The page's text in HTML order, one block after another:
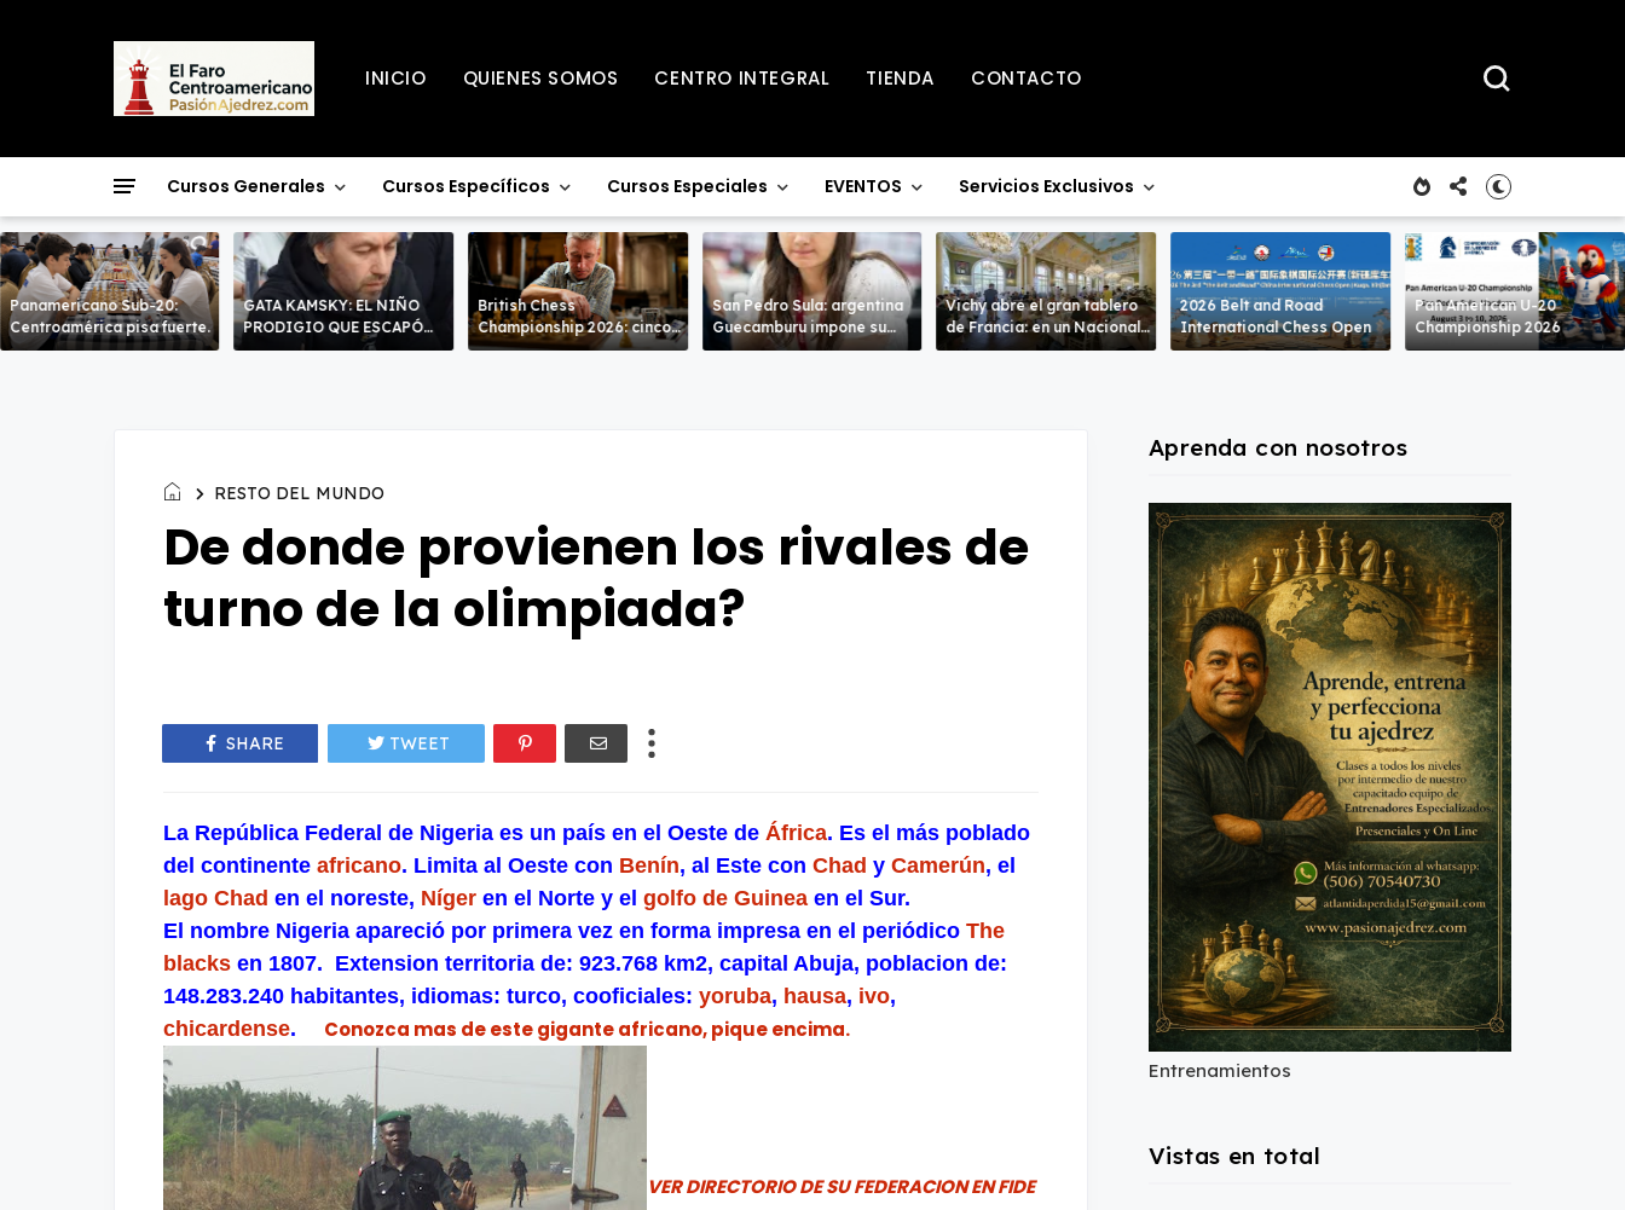
INICIO QUIENES SOMOS CENTRO INTEGRAL TIENDA CONTACTO
Cursos Generales Cursos Específicos Cursos Especiales EVENTOS Servicios Exclusivos
Panamericano Sub-20:
Centroamérica pisa fuerte.
GATA KAMSKY: EL NIÑO
PRODIGIO QUE ESCAPÓ
DOS VECES!
British Chess
Championship 2026: cinco
líderes entran en la recta
San Pedro Sula: argentina
Guecamburu impone su
poderío.
Vichy abre el gran tablero
de Francia: en un Nacional
de alto nivel
2026 Belt and Road
International Chess Open
Pan American U-20
Championship 2026
RESTO DEL MUNDO
De donde provienen los rivales de
turno de la olimpiada?
SHARE TWEET
La República Federal de Nigeria es un país en el Oeste de África. Es el más poblado
del continente africano. Limita al Oeste con Benín, al Este con Chad y Camerún, el
lago Chad en el noreste, Níger en el Norte y el golfo de Guinea en el Sur.
El nombre Nigeria apareció por primera vez en forma impresa en el periódico The
blacks en 1807. Extension territoria de: 923.768 km2, capital Abuja, poblacion de:
148.283.240 habitantes, idiomas: turco, cooficiales: yoruba, hausa, ivo,
chicardense. Conozca mas de este gigante africano, pique encima.
VER DIRECTORIO DE SU FEDERACION EN FIDE
Aprenda con nosotros
Entrenamientos
Vistas en total